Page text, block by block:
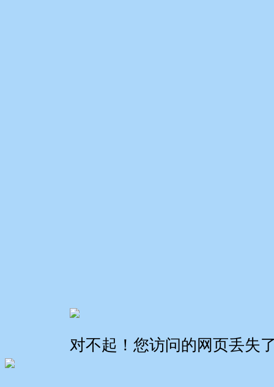
对不起！您访问的网页丢失